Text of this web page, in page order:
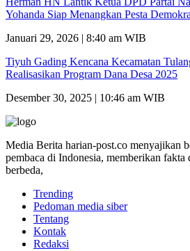
Yohanda Siap Menangkan Pesta
Januari 29, 2026 | 8:40 am WIB
Tiyuh Gading Kencana Kecamatan
Realisasikan Program Dana Desa 2025
Desember 30, 2025 | 10:46 am WIB
Media Berita harian-post.co menyajikan
pembaca di Indonesia, memberikan fakta
berbeda,
Trending
Pedoman media siber
Tentang
Kontak
Redaksi